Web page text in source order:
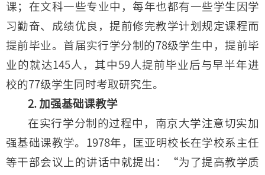
课；在文科一些专业中，每年也都有一些学生因学
习勤奋、成绩优良，提前修完教学计划规定课程而
提前毕业。首届实行学分制的78级学生中，提前毕
业的就达145人，其中59人提前毕业后与早半年进
校的77级学生同时考取研究生。
2. 加强基础课教学
在实行学分制的过程中，南京大学注意切实加
强基础课教学。1978年，匡亚明校长在学校系主任
等干部会议上的讲话中就提出：“为了提高教学质